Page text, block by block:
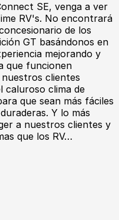
SE, venga a ver
RV's. No encontrará
de los
GT basándonos en
mejorando y
que funcionen
clientes
caluroso clima de
que sean más fáciles
Y lo más
a nuestros clientes y
que los RV…